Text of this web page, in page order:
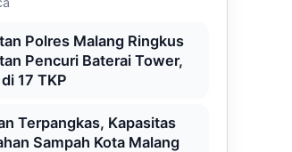
Polres Malang Ringkus
Pencuri Baterai Tower,
17 TKP
Terpangkas, Kapasitas
Sampah Kota Malang